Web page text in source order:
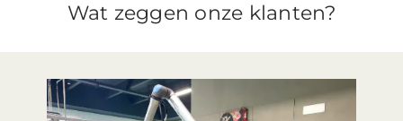
Wat zeggen onze klanten?